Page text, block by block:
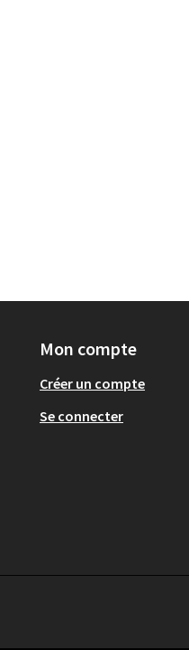
Mon compte
Créer un compte
Se connecter